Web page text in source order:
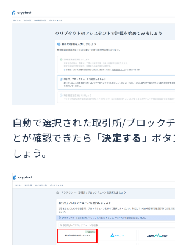
自動で選択された取引所/ブロック
とが確認できたら 「決定する」 ボタ
しょう。